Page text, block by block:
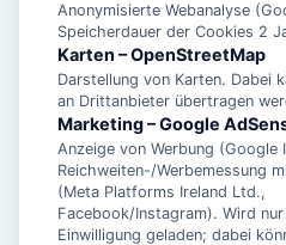
Anonymisierte Webanalyse
Speicherdauer der Cookies 2
Karten – OpenStreetMap
Darstellung von Karten. Dabei
an Drittanbieter übertragen
Marketing – Google
Anzeige von Werbung (Google
Reichweiten-/Werbemessung
(Meta Platforms Ireland Ltd.,
Facebook/Instagram). Wird
Einwilligung geladen; dabei